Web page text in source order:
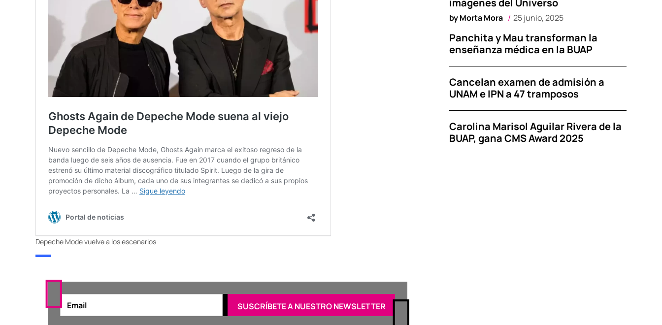
Depeche Mode vuelve a los escenarios
imágenes del Universo
byMorta Mora 25 junio, 2025
Panchita y Mau transforman la
enseñanza médica en la BUAP
Cancelan examen de admisión a
UNAM e IPN a 47 tramposos
Carolina Marisol Aguilar Rivera de la
BUAP, gana CMS Award 2025